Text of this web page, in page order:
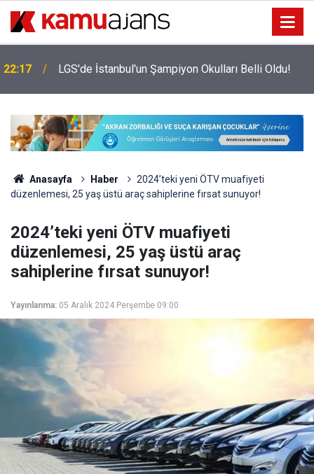
22:17 LGS'de İstanbul'un Şampiyon Okulları Belli Oldu!
Anasayfa Haber
2024’teki yeni ÖTV muafiyeti
düzenlemesi, 25 yaş üstü araç sahiplerine fırsat sunuyor!
2024’teki yeni ÖTV muafiyeti
düzenlemesi, 25 yaş üstü araç
sahiplerine fırsat sunuyor!
Yayınlanma: 05 Aralık 2024 Perşembe 09:00